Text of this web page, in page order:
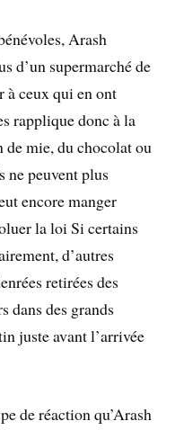
Arash
d’un supermarché de
à ceux qui en ont
rapplique donc à la
mie, du chocolat ou
ne peuvent plus
encore manger
la loi Si certains
d’autres
retirées des
dans des grands
juste avant l’arrivée
de réaction qu’Arash